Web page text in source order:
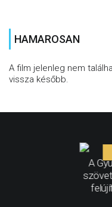
HAMAROSAN
A film jelenleg nem
vissza később.
A